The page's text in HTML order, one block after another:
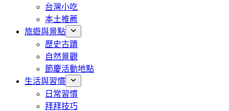
台灣小吃
本土推薦
旅遊與景點
歷史古蹟
自然景觀
節慶活動地點
生活與習慣
日常習慣
拜拜技巧